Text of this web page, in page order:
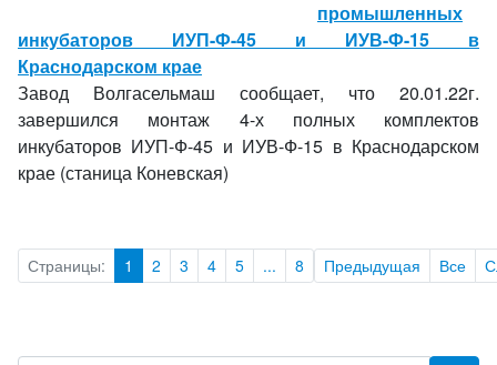
промышленных
инкубаторов ИУП-Ф-45 и ИУВ-Ф-15 в
Краснодарском крае
Завод Волгасельмаш сообщает, что 20.01.22г.
завершился монтаж 4-х полных комплектов
инкубаторов ИУП-Ф-45 и ИУВ-Ф-15 в Краснодарском
крае (станица Коневская)
Страницы: 1 2 3 4 5 ... 8 Предыдущая Все